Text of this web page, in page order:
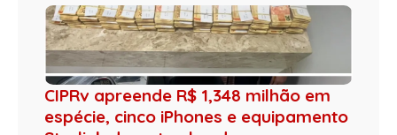
CIPRv apreende R$ 1,348 milhão em
espécie, cinco iPhones e equipamento